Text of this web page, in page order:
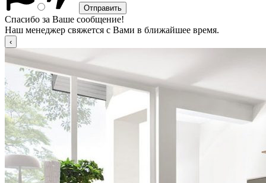
Спасибо за Ваше сообщение!
Наш менеджер свяжется с Вами в ближайшее время.